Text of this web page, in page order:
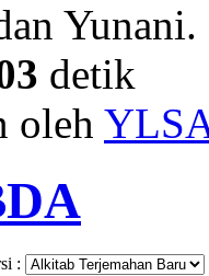
detik
oleh
: